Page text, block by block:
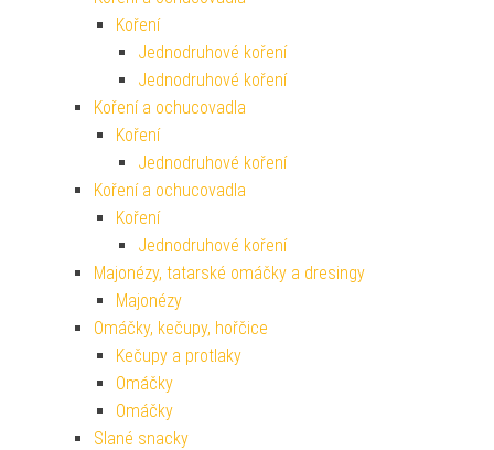
Koření
Jednodruhové koření
Jednodruhové koření
Koření a ochucovadla
Koření
Jednodruhové koření
Koření a ochucovadla
Koření
Jednodruhové koření
Majonézy, tatarské omáčky a dresingy
Majonézy
Omáčky, kečupy, hořčice
Kečupy a protlaky
Omáčky
Omáčky
Slané snacky